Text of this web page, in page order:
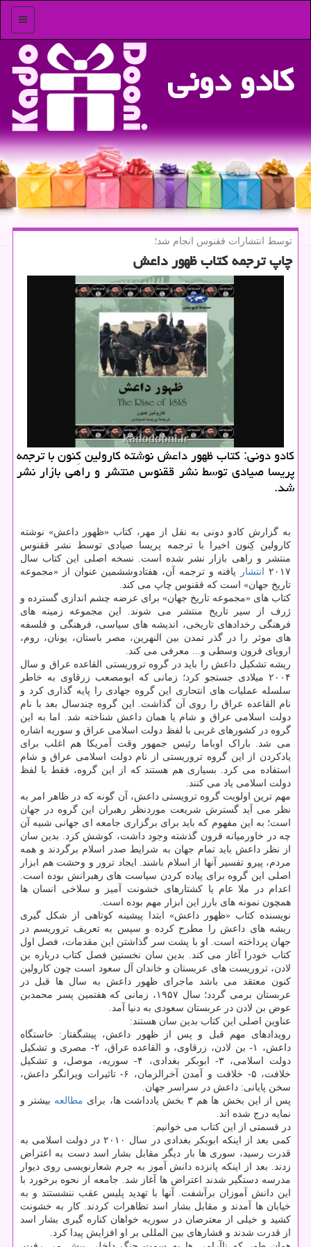
منو
كادو دونی
توسط انتشارات ققنوس انجام شد؛
چاپ ترجمه كتاب ظهور داعش
كادو دونی: كتاب ظهور داعش نوشته كارولین كِنون با ترجمه
پریسا صیادی توسط نشر ققنوس منتشر و راهی بازار نشر
شد.
به گزارش کادو دونی به نقل از مهر، کتاب «ظهور داعش» نوشته
کارولین کِنون اخیرا با ترجمه پریسا صیادی توسط نشر ققنوس
منتشر و راهی بازار نشر شده است. نسخه اصلی این کتاب سال
۲۰۱۷
انتشار
یافته و ترجمه آن، هفتادوششمین عنوان از «مجموعه
تاریخ جهان» است که ققنوس چاپ می کند.
کتاب های «مجموعه تاریخ جهان» برای عرضه چشم اندازی گسترده و
ژرف از سیر تاریخ منتشر می شوند. این مجموعه زمینه های
فرهنگی رخدادهای تاریخی، اندیشه های سیاسی، فرهنگی و فلسفه
های موثر را در گذر تمدن بین النهرین، مصر باستان، یونان، روم،
اروپای قرون وسطی و... معرفی می کند.
ریشه تشکیل داعش را باید در گروه تروریستی القاعده عراق و سال
۲۰۰۴ میلادی جستجو کرد؛ زمانی که ابومصعب زرقاوی به خاطر
سلسله عملیات های انتحاری این گروه جهادی را پایه گذاری کرد و
نام القاعده عراق را روی آن گذاشت. این گروه چندسال بعد با نام
دولت اسلامی عراق و شام یا همان داعش شناخته شد. اما به این
گروه در کشورهای غربی با لفظ دولت اسلامی عراق و سوریه اشاره
می شد. باراک اوباما رئیس جمهور وقت آمریکا هم اغلب برای
یادکردن از این گروه تروریستی از نام دولت اسلامی عراق و شام
استفاده می کرد. بسیاری هم هستند که از این گروه، فقط با لفظ
دولت اسلامی یاد می کنند.
مهم ترین اولویت گروه ترویستی داعش، آن گونه که در ظاهر امر به
نظر می آید گسترش شریعت موردنظر رهبران این گروه در جهان
است؛ به این مفهوم که باید برای برگزاری جامعه ای جهانی شبیه آن
چه در خاورمیانه قرون گذشته وجود داشت، کوشش کرد. بدین سان
از نظر داعش باید تمام جهان به شرایط صدر اسلام برگردند و همه
مردم، پیرو تفسیر آنها از اسلام باشند. ایجاد ترور و وحشت هم ابزار
اصلی این گروه برای پیاده کردن سیاست های رهبرانش بوده است.
اعدام در ملا عام یا کشتارهای خشونت آمیز و سلاخی انسان ها
همچون نمونه های بارز این ابزار مهم بوده است.
نویسنده کتاب «ظهور داعش» ابتدا پیشینه کوتاهی از شکل گیری
ریشه های داعش را مطرح کرده و سپس به تعریف تروریسم در
جهان پرداخته است. او با پشت سر گذاشتن این مقدمات، فصل اول
کتاب خودرا آغاز می کند. بدین سان نخستین فصل کتاب درباره بن
لادن، تروریست های عربستان و خاندان آل سعود است چون کارولین
کنون معتقد می باشد ماجرای ظهور داعش به سال ها قبل در
عربستان برمی گردد؛ سال ۱۹۵۷، زمانی که هفتمین پسر محمدبن
عوض بن لادن در عربستان سعودی به دنیا آمد.
عناوین اصلی این کتاب بدین سان هستند:
رویدادهای مهم قبل و پس از ظهور داعش، پیشگفتار: خاستگاه
داعش، ۱- بن لادن، زرقاوی، و القاعده عراق، ۲- مصری و تشکیل
دولت اسلامی، ۳- ابوبکر بغدادی، ۴- سوریه، موصل، و تشکیل
خلافت، ۵- خلافت و آمدن آخرالزمان، ۶- تاثیرات ویرانگر داعش،
سخن پایانی: داعش در سراسر جهان.
پس از این بخش ها هم ۳ بخش یادداشت ها، برای
مطالعه بیشتر و
نمایه درج شده اند.
در قسمتی از این کتاب می خوانیم:
کمی بعد از اینکه ابوبکر بغدادی در سال ۲۰۱۰ در دولت اسلامی به
قدرت رسید، سوری ها بار دیگر مقابل بشار اسد دست به اعتراض
زدند. بعد از اینکه پانزده دانش آموز به جرم شعارنویسی روی دیوار
مدرسه دستگیر شدند اعتراض ها آغاز شد. جامعه از نحوه برخورد با
این دانش آموزان برآشفت. آنها با تهدید پلیس عقب ننشستند و به
خیابان ها آمدند و مقابل بشار اسد تظاهرات کردند. کار به خشونت
کشید و خیلی از معترضان در سوریه خواهان کناره گیری بشار اسد
از قدرت شدند و فشارهای بین المللی بر او افزایش پیدا کرد.